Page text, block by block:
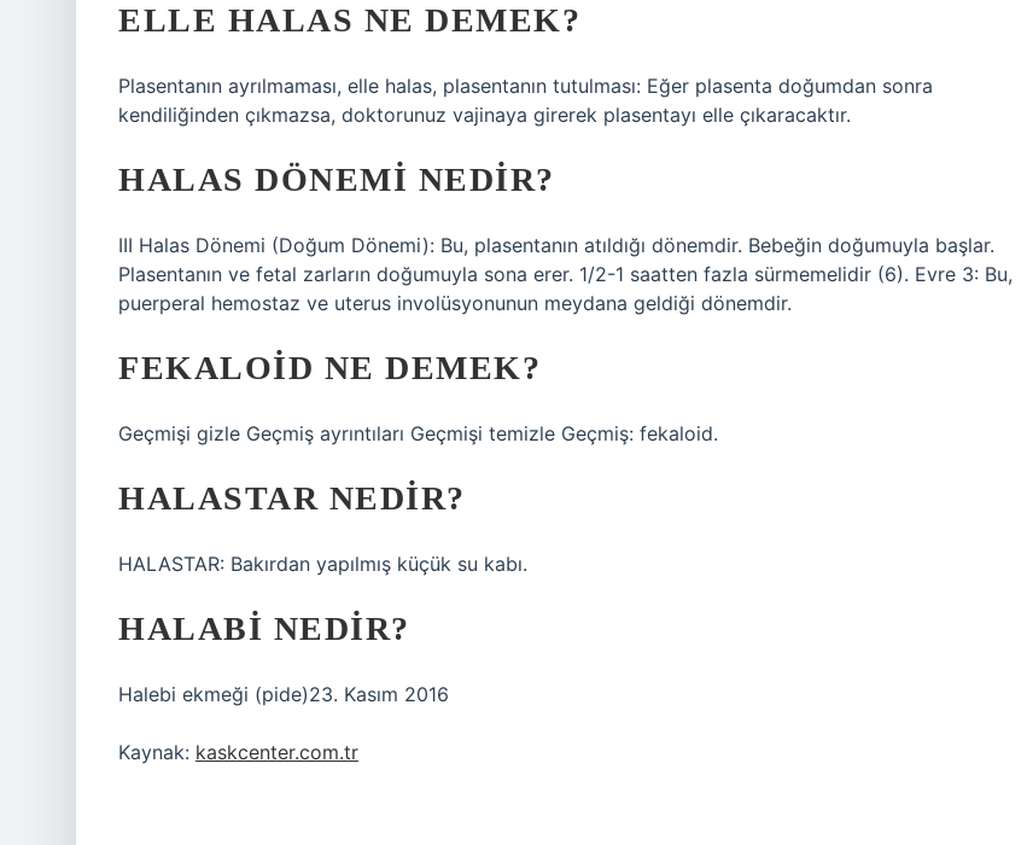
ELLE HALAS NE DEMEK?
Plasentanın ayrılmaması, elle halas, plasentanın tutulması: Eğer plasenta doğumdan sonra
kendiliğinden çıkmazsa, doktorunuz vajinaya girerek plasentayı elle çıkaracaktır.
HALAS DÖNEMI NEDIR?
III Halas Dönemi (Doğum Dönemi): Bu, plasentanın atıldığı dönemdir. Bebeğin doğumuyla başlar.
Plasentanın ve fetal zarların doğumuyla sona erer. 1/2-1 saatten fazla sürmemelidir (6). Evre 3: Bu,
puerperal hemostaz ve uterus involüsyonunun meydana geldiği dönemdir.
FEKALOID NE DEMEK?
Geçmişi gizle Geçmiş ayrıntıları Geçmişi temizle Geçmiş: fekaloid.
HALASTAR NEDIR?
HALASTAR: Bakırdan yapılmış küçük su kabı.
HALABI NEDIR?
Halebi ekmeği (pide)23. Kasım 2016
Kaynak: kaskcenter.com.tr